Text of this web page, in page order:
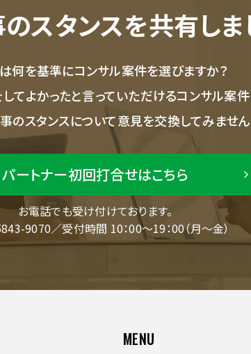
スタンスを共有しま
何を基準にコンサル案件を選びますか？
てよかったと言っていただけるコンサル案
のスタンスについて意見を交換してみませ
パートナー初回打合せはこちら
お電話でも受け付けております。
9070／受付時間 10：00～19：00（月～金）
MENU